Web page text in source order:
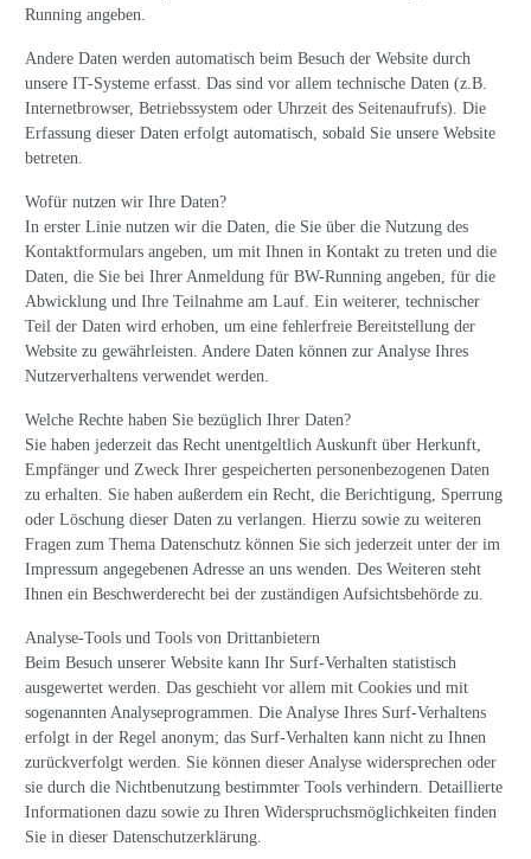
Running angeben.
Andere Daten werden automatisch beim Besuch der Website durch
unsere IT-Systeme erfasst. Das sind vor allem technische Daten (z.B.
Internetbrowser, Betriebssystem oder Uhrzeit des Seitenaufrufs). Die
Erfassung dieser Daten erfolgt automatisch, sobald Sie unsere Website
betreten.
Wofür nutzen wir Ihre Daten?
In erster Linie nutzen wir die Daten, die Sie über die Nutzung des
Kontaktformulars angeben, um mit Ihnen in Kontakt zu treten und die
Daten, die Sie bei Ihrer Anmeldung für BW-Running angeben, für die
Abwicklung und Ihre Teilnahme am Lauf. Ein weiterer, technischer
Teil der Daten wird erhoben, um eine fehlerfreie Bereitstellung der
Website zu gewährleisten. Andere Daten können zur Analyse Ihres
Nutzerverhaltens verwendet werden.
Welche Rechte haben Sie bezüglich Ihrer Daten?
Sie haben jederzeit das Recht unentgeltlich Auskunft über Herkunft,
Empfänger und Zweck Ihrer gespeicherten personenbezogenen Daten
zu erhalten. Sie haben außerdem ein Recht, die Berichtigung, Sperrung
oder Löschung dieser Daten zu verlangen. Hierzu sowie zu weiteren
Fragen zum Thema Datenschutz können Sie sich jederzeit unter der im
Impressum angegebenen Adresse an uns wenden. Des Weiteren steht
Ihnen ein Beschwerderecht bei der zuständigen Aufsichtsbehörde zu.
Analyse-Tools und Tools von Drittanbietern
Beim Besuch unserer Website kann Ihr Surf-Verhalten statistisch
ausgewertet werden. Das geschieht vor allem mit Cookies und mit
sogenannten Analyseprogrammen. Die Analyse Ihres Surf-Verhaltens
erfolgt in der Regel anonym; das Surf-Verhalten kann nicht zu Ihnen
zurückverfolgt werden. Sie können dieser Analyse widersprechen oder
sie durch die Nichtbenutzung bestimmter Tools verhindern. Detaillierte
Informationen dazu sowie zu Ihren Widerspruchsmöglichkeiten finden
Sie in dieser Datenschutzerklärung.